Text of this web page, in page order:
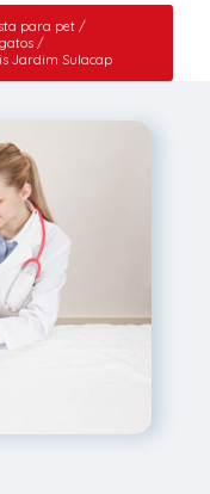
para pet
Jardim Sulacap